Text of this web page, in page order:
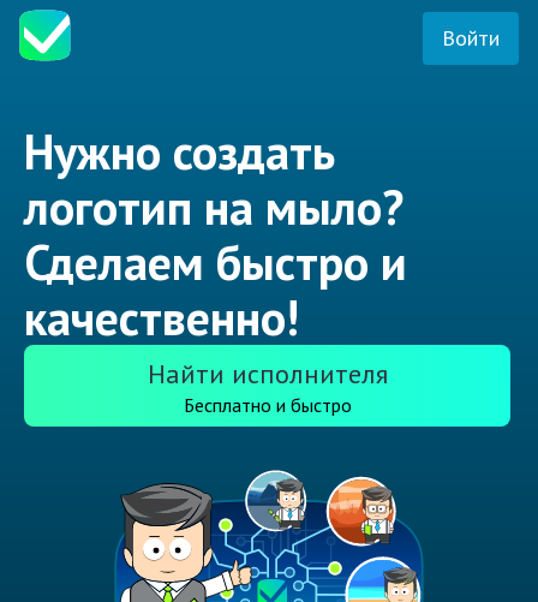
Войти
Нужно создать
логотип на мыло?
Сделаем быстро и
качественно!
Найти исполнителя
Бесплатно и быстро